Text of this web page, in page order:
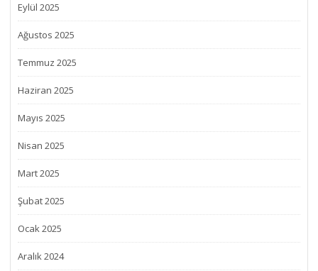
Eylül 2025
Ağustos 2025
Temmuz 2025
Haziran 2025
Mayıs 2025
Nisan 2025
Mart 2025
Şubat 2025
Ocak 2025
Aralık 2024